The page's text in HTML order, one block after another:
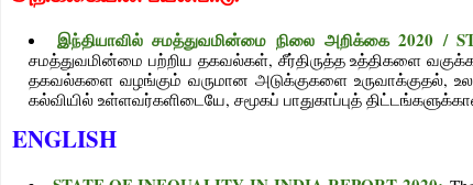
இந்தியாவில் சமத்துவமின்மை நிலை அறிக்கை 2020 /
சமத்துவமின்மை பற்றிய தகவல்கள், சீர்திருத்த உத்திகளை
தகவல்களை வழங்கும் வருமான அடுக்குகளை உருவாக்குதல்,
கல்வியில் உள்ளவர்களிடையே, சமூகப் பாதுகாப்புத்
ENGLISH